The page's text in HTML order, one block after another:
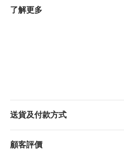
了解更多
送貨及付款方式
顧客評價